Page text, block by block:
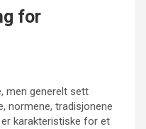
for
men generelt sett
normene, tradisjonene
karakteristiske for et